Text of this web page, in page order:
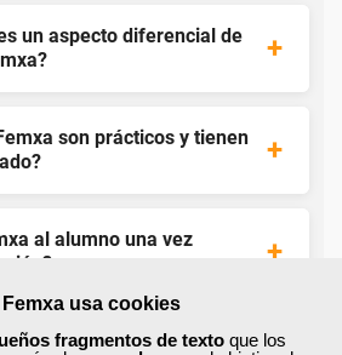
usa cookies
fragmentos de texto que los
un aspecto diferencial de
son prácticos y tienen
al alumno una vez
al finalizar un curso